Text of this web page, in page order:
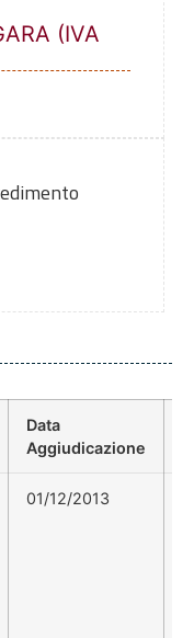
(IVA
Data
Aggiudicazione
01/12/2013